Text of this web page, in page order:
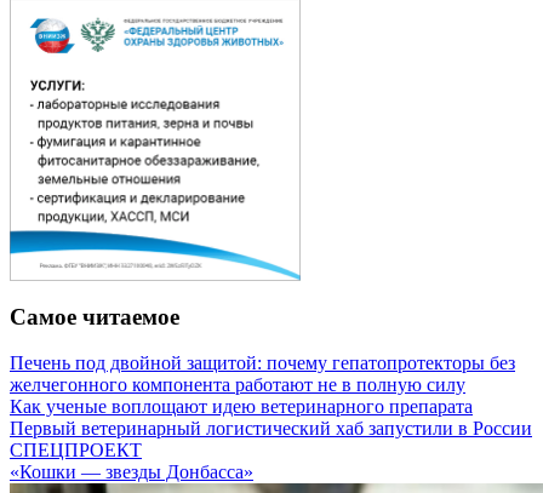
Самое читаемое
Печень под двойной защитой: почему гепатопротекторы без
желчегонного компонента работают не в полную силу
Как ученые воплощают идею ветеринарного препарата
Первый ветеринарный логистический хаб запустили в России
СПЕЦПРОЕКТ
«Кошки — звезды Донбасса»